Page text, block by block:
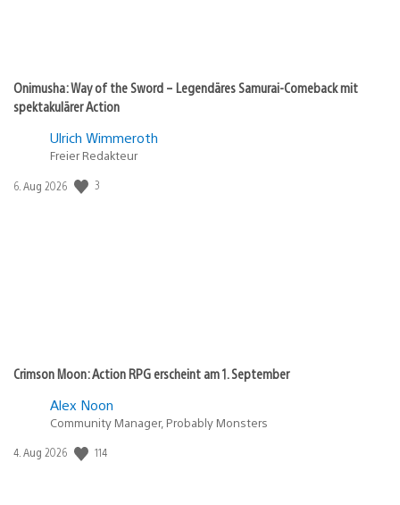
Onimusha: Way of the Sword – Legendäres Samurai-Comeback mit
spektakulärer Action
Ulrich Wimmeroth
Freier Redakteur
Veröffentlichungsdatum:
6. Aug 2026 3
Crimson Moon: Action RPG erscheint am 1. September
Alex Noon
Community Manager, Probably Monsters
Veröffentlichungsdatum:
4. Aug 2026 114